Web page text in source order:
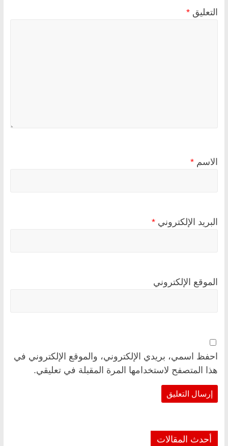
التعليق *
الاسم *
البريد الإلكتروني *
الموقع الإلكتروني
احفظ اسمي، بريدي الإلكتروني، والموقع الإلكتروني في
هذا المتصفح لاستخدامها المرة المقبلة في تعليقي.
أحدث المقالات